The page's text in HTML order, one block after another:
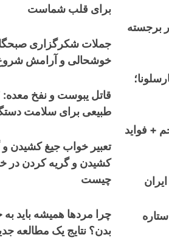
برجسته
+ فواید
برای قلب شماست
جملات شکرگزاری
خوشحالی و آرامش
طبیعی برای سلامت
تعبیر خواب جیغ کشیدن
کشیدن و گریه کردن در
چیست
چرا مردها همیشه باید
بدن؟ نتایج یک مطالعه